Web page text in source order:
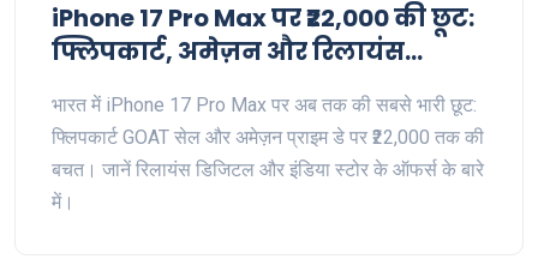
iPhone 17 Pro Max पर ₹22,000 की छूट:
फ्लिपकार्ट, अमेज़न और रिलायंस
भारत में iPhone 17 Pro Max पर अब तक की सबसे भारी छूट:
फ्लिपकार्ट GOAT सेल और अमेज़न प्राइम डे पर ₹22,000 तक की
बचत। जानें रिलायंस डिजिटल और इंडिया स्टोर के ऑफर्स के बारे
में।